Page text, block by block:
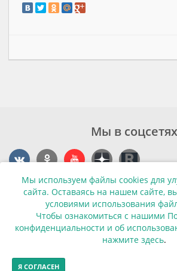
Мы используем файлы cookies для
сайта. Оставаясь на нашем сайте,
условиями использования
Чтобы ознакомиться с нашими
конфиденциальности и об
нажмите здесь.
Я СОГЛАСЕН
Мы в соцсетях
Контакты
г. Калининград, ул.
Часы работы: с 10:00 до